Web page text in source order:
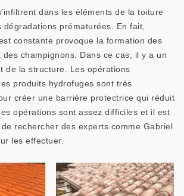
dans les éléments de la toiture
prématurées. En fait,
constante provoque la formation des
des champignons. Dans ce cas, il y a un
de la structure. Les opérations
produits hydrofuges sont très
créer une barrière protectrice qui réduit
opérations sont assez difficiles et il est
rechercher des experts comme Gabriel
les effectuer.